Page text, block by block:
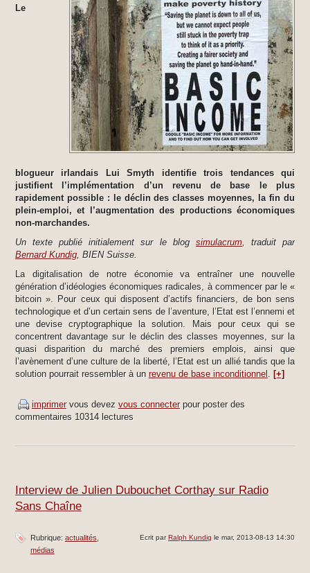
Le
blogueur irlandais Lui Smyth identifie trois tendances qui
justifient l’implémentation d’un revenu de base le plus
rapidement possible : le déclin des classes moyennes, la fin du
plein-emploi, et l’augmentation des productions économiques
non-marchandes.
Un texte publié initialement sur le blog simulacrum, traduit par
Bernard Kundig, BIEN Suisse.
La digitalisation de notre économie va entraîner une nouvelle
génération d’idéologies économiques radicales, à commencer par le «
bitcoin ». Pour ceux qui disposent d’actifs financiers, de bon sens
technologique et d’un certain sens de l’aventure, l’Etat est l’ennemi et
une devise cryptographique la solution. Mais pour ceux qui se
concentrent davantage sur le déclin des classes moyennes, sur la
quasi disparition du marché des premiers emplois, ainsi que
l’avènement d’une culture de la liberté, l’Etat est un allié tandis que la
solution pourrait ressembler à un revenu de base inconditionnel. [+]
imprimer vous devez vous connecterpour poster des
commentaires 10314 lectures
Interview de Julien Dubouchet Corthay sur Radio
Sans Chaîne
Ecrit parRalph Kundig le mar, 2013-08-13 14:30
Rubrique: actualités
médias